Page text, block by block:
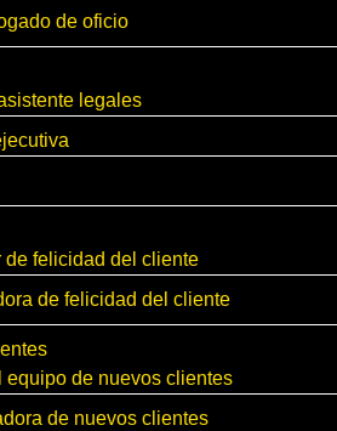
de oficio
legales
felicidad del cliente
de felicidad del cliente
equipo de nuevos clientes
de nuevos clientes